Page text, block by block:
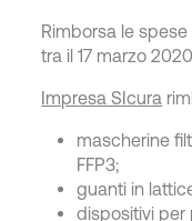
Rimborsa le
tra il 17 marzo
Impresa SIcura
mascherine
FFP3;
guanti in
dispositivi per